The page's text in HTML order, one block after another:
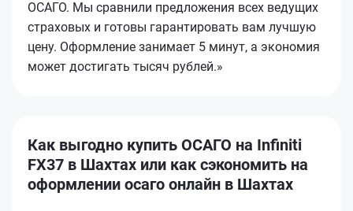
ОСАГО. Мы сравнили предложения всех ведущих
страховых и готовы гарантировать вам лучшую
цену. Оформление занимает 5 минут, а экономия
может достигать тысяч рублей.»
Как выгодно купить ОСАГО на Infiniti
FX37 в Шахтах или как сэкономить на
оформлении осаго онлайн в Шахтах